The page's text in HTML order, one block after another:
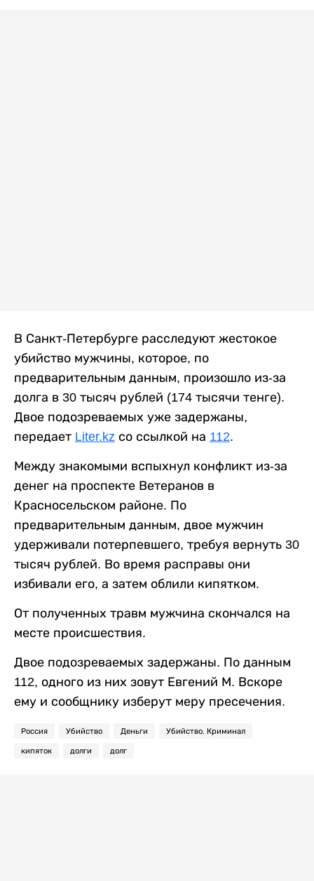
В Санкт-Петербурге расследуют жестокое
убийство мужчины, которое, по
предварительным данным, произошло из-за
долга в 30 тысяч рублей (174 тысячи тенге).
Двое подозреваемых уже задержаны,
передает Liter.kz со ссылкой на 112.
Между знакомыми вспыхнул конфликт из-за
денег на проспекте Ветеранов в
Красносельском районе. По
предварительным данным, двое мужчин
удерживали потерпевшего, требуя вернуть 30
тысяч рублей. Во время расправы они
избивали его, а затем облили кипятком.
От полученных травм мужчина скончался на
месте происшествия.
Двое подозреваемых задержаны. По данным
112, одного из них зовут Евгений М. Вскоре
ему и сообщнику изберут меру пресечения.
Россия Убийство Деньги Убийство. Криминал
кипяток долги долг